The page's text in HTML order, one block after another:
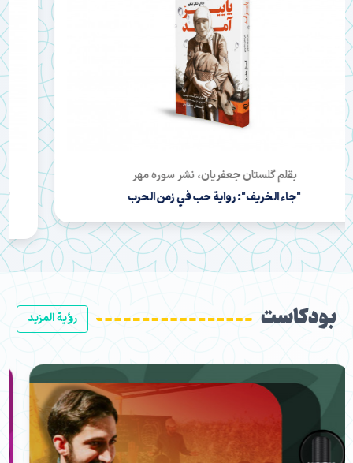
بقلم رضا طاهرخاني، نشر بین‌الملل
"المهمة الخاصة للآية الله": الثورة الإيرانية والإمام خميني في
رؤية المزيد بودكاست